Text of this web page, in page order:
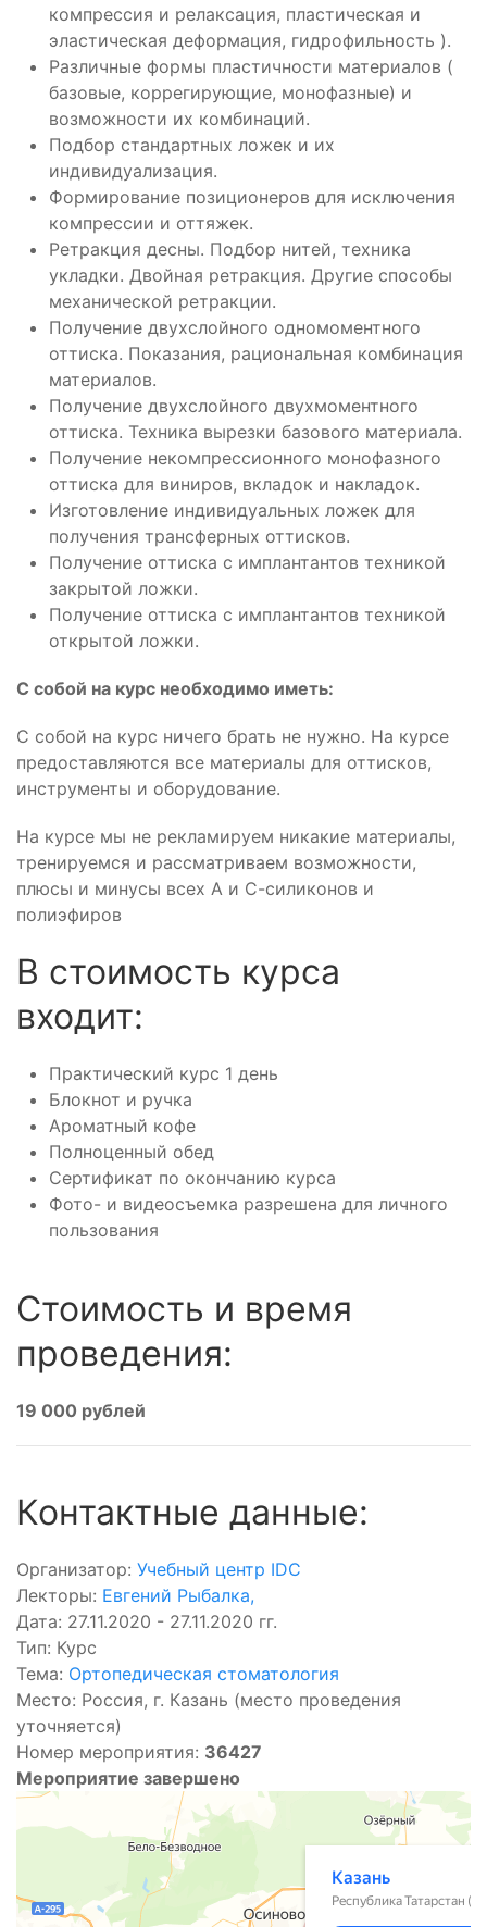
компрессия и релаксация, пластическая и
эластическая деформация, гидрофильность ).
Различные формы пластичности материалов (
базовые, коррегирующие, монофазные) и
возможности их комбинаций.
Подбор стандартных ложек и их
индивидуализация.
Формирование позиционеров для исключения
компрессии и оттяжек.
Ретракция десны. Подбор нитей, техника
укладки. Двойная ретракция. Другие способы
механической ретракции.
Получение двухслойного одномоментного
оттиска. Показания, рациональная комбинация
материалов.
Получение двухслойного двухмоментного
оттиска. Техника вырезки базового материала.
Получение некомпрессионного монофазного
оттиска для виниров, вкладок и накладок.
Изготовление индивидуальных ложек для
получения трансферных оттисков.
Получение оттиска с имплантантов техникой
закрытой ложки.
Получение оттиска с имплантантов техникой
открытой ложки.
С собой на курс необходимо иметь:
С собой на курс ничего брать не нужно. На курсе
предоставляются все материалы для оттисков,
инструменты и оборудование.
На курсе мы не рекламируем никакие материалы,
тренируемся и рассматриваем возможности,
плюсы и минусы всех А и С-силиконов и
полиэфиров
В стоимость курса
входит:
Практический курс 1 день
Блокнот и ручка
Ароматный кофе
Полноценный обед
Сертификат по окончанию курса
Фото- и видеосъемка разрешена для личного
пользования
Стоимость и время
проведения:
19 000 рублей
Контактные данные:
Организатор: Учебный центр IDC
Лекторы: Евгений Рыбалка,
Дата: 27.11.2020 - 27.11.2020 гг.
Тип: Курс
Тема: Ортопедическая стоматология
Место: Россия, г. Казань (место проведения
уточняется)
Номер мероприятия: 36427
Мероприятие завершено
Казань